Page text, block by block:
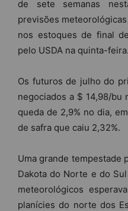
de sete semanas
previsões
nos estoques de final
pelo USDA na quinta-feira.
Os futuros de julho do
negociados a $ 14,98/bu
queda de 2,9% no dia,
de safra que caiu 2,32%.
Uma grande tempestade
Dakota do Norte e do
meteorológicos
planícies do norte dos